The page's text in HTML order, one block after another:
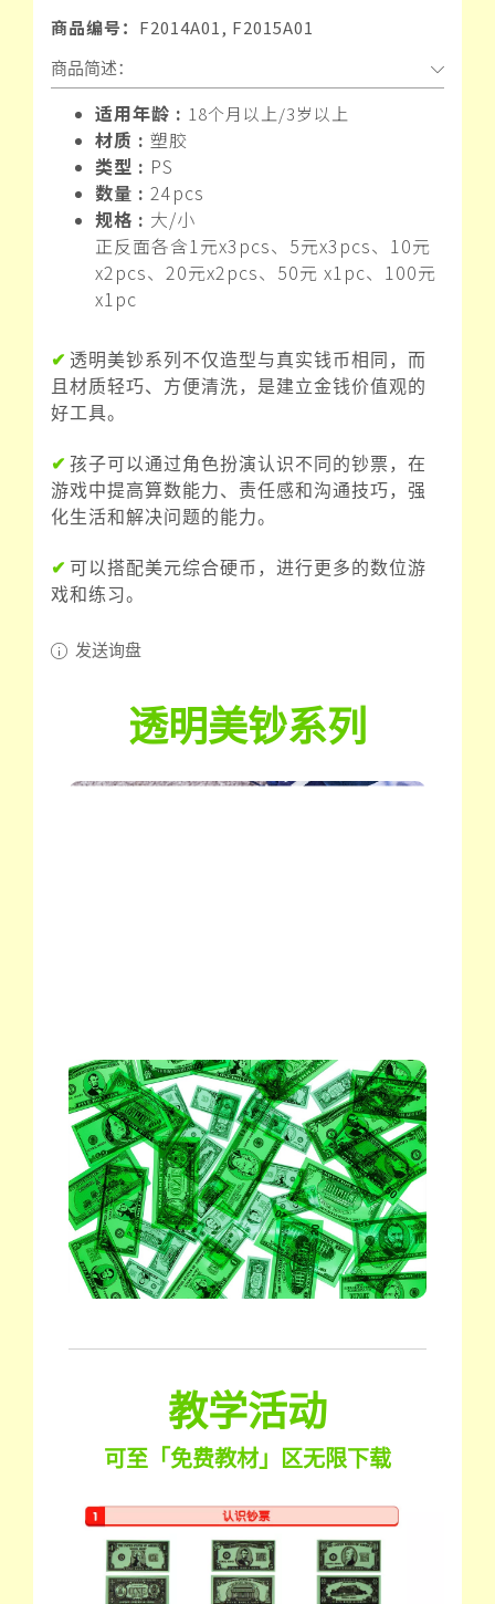
商品编号： F2014A01, F2015A01
商品简述：
适用年龄 : 18个月以上/3岁以上
材质 : 塑胶
类型 : PS
数量 : 24pcs
规格 : 大/小
正反面各含1元x3pcs、5元x3pcs、10元
x2pcs、20元x2pcs、50元 x1pc、100元
x1pc
✔ 透明美钞系列不仅造型与真实钱币相同，而
且材质轻巧、方便清洗，是建立金钱价值观的
好工具。
✔ 孩子可以通过角色扮演认识不同的钞票，在
游戏中提高算数能力、责任感和沟通技巧，强
化生活和解决问题的能力。
✔ 可以搭配美元综合硬币，进行更多的数位游
戏和练习。
发送询盘
透明美钞系列
教学活动
可至「免费教材」区无限下载